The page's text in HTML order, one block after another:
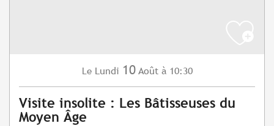
Le Lundi 10 Août à 10:30
Visite insolite : Les Bâtisseuses du
Moyen Âge